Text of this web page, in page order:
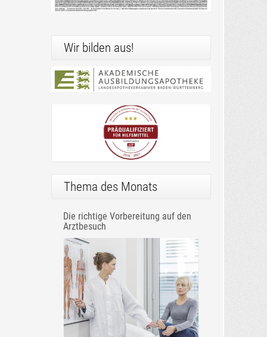
Wir bilden aus!
Thema des Monats
Die richtige Vorbereitung auf den
Arztbesuch